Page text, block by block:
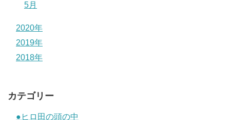
5月
2020年
2019年
2018年
カテゴリー
●ヒロ田の頭の中